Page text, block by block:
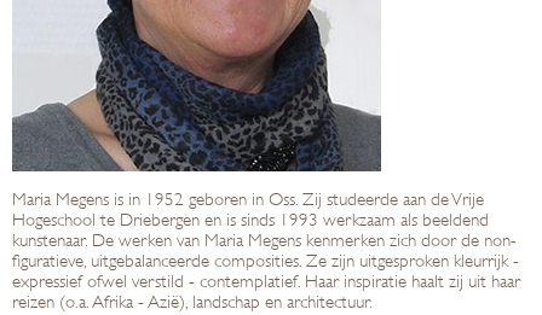
Maria Megens is in 1952 geboren in Oss. Zij studeerde aan de Vrije
Hogeschool te Driebergen en is sinds 1993 werkzaam als beeldend
kunstenaar. De werken van Maria Megens kenmerken zich door de non-
figuratieve, uitgebalanceerde composities. Ze zijn uitgesproken kleurrijk -
expressief ofwel verstild - contemplatief. Haar inspiratie haalt zij uit haar
reizen (o.a. Afrika - Azië), landschap en architectuur.